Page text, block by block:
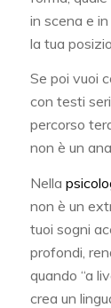
in scena e
la tua
Se poi vuoi
con testi
percorso
non è un
Nella
non è un
tuoi sogni
profondi,
quando “a
crea un